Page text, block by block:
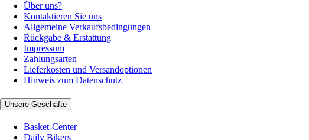
Über uns?
Kontaktieren Sie uns
Allgemeine Verkaufsbedingungen
Rückgabe & Erstattung
Impressum
Zahlungsarten
Lieferkosten und Versandoptionen
Hinweis zum Datenschutz
Unsere Geschäfte
Basket-Center
Daily Bikers